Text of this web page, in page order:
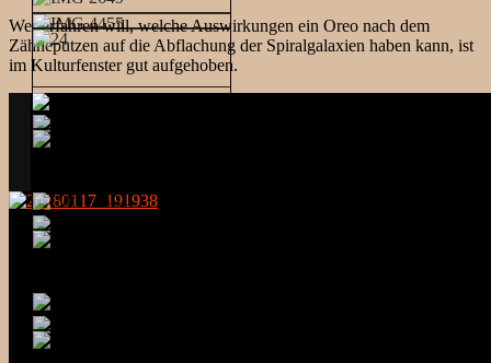
Wer erfahren will, welche Auswirkungen ein Oreo nach dem
Zähneputzen auf die Abflachung der Spiralgalaxien haben kann, ist
im Kulturfenster gut aufgehoben.